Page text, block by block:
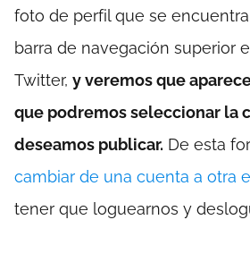
foto de perfil que se
barra de navegación superior
Twitter, y veremos que
que podremos seleccionar la
deseamos publicar. De esta
cambiar de una cuenta a otra
tener que loguearnos y